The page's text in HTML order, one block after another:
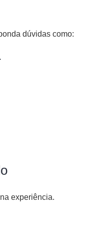
dúvidas como:
experiência.